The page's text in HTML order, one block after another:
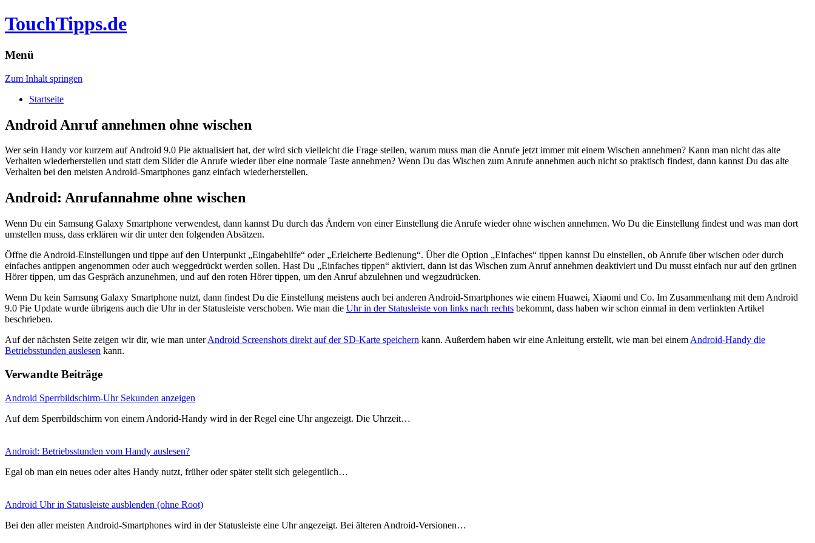
TouchTipps.de
Menü
Zum Inhalt springen
Startseite
Android Anruf annehmen ohne wischen
Wer sein Handy vor kurzem auf Android 9.0 Pie aktualisiert hat, der wird sich vielleicht die Frage stellen, warum muss man die Anrufe jetzt immer mit einem Wischen annehmen? Kann man nicht das alte
Verhalten wiederherstellen und statt dem Slider die Anrufe wieder über eine normale Taste annehmen? Wenn Du das Wischen zum Anrufe annehmen auch nicht so praktisch findest, dann kannst Du das alte
Verhalten bei den meisten Android-Smartphones ganz einfach wiederherstellen.
Android: Anrufannahme ohne wischen
Wenn Du ein Samsung Galaxy Smartphone verwendest, dann kannst Du durch das Ändern von einer Einstellung die Anrufe wieder ohne wischen annehmen. Wo Du die Einstellung findest und was man dort
umstellen muss, dass erklären wir dir unter den folgenden Absätzen.
Öffne die Android-Einstellungen und tippe auf den Unterpunkt „Eingabehilfe“ oder „Erleicherte Bedienung“. Über die Option „Einfaches“ tippen kannst Du einstellen, ob Anrufe über wischen oder durch
einfaches antippen angenommen oder auch weggedrückt werden sollen. Hast Du „Einfaches tippen“ aktiviert, dann ist das Wischen zum Anruf annehmen deaktiviert und Du musst einfach nur auf den grünen
Hörer tippen, um das Gespräch anzunehmen, und auf den roten Hörer tippen, um den Anruf abzulehnen und wegzudrücken.
Wenn Du kein Samsung Galaxy Smartphone nutzt, dann findest Du die Einstellung meistens auch bei anderen Android-Smartphones wie einem Huawei, Xiaomi und Co. Im Zusammenhang mit dem Android
9.0 Pie Update wurde übrigens auch die Uhr in der Statusleiste verschoben. Wie man die Uhr in der Statusleiste von links nach rechts bekommt, dass haben wir schon einmal in dem verlinkten Artikel
beschrieben.
Auf der nächsten Seite zeigen wir dir, wie man unterAndroid Screenshots direkt auf der SD-Karte speichern kann. Außerdem haben wir eine Anleitung erstellt, wie man bei einem Android-Handy die
Betriebsstunden auslesen kann.
Verwandte Beiträge
Android Sperrbildschirm-Uhr Sekunden anzeigen
Auf dem Sperrbildschirm von einem Andorid-Handy wird in der Regel eine Uhr angezeigt. Die Uhrzeit…
Android: Betriebsstunden vom Handy auslesen?
Egal ob man ein neues oder altes Handy nutzt, früher oder später stellt sich gelegentlich…
Android Uhr in Statusleiste ausblenden (ohne Root)
Bei den aller meisten Android-Smartphones wird in der Statusleiste eine Uhr angezeigt. Bei älteren Android-Versionen…